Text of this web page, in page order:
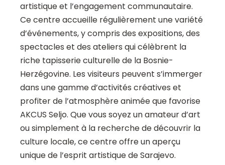
artistique et l’engagement communautaire.
Ce centre accueille régulièrement une variété
d’événements, y compris des expositions, des
spectacles et des ateliers qui célèbrent la
riche tapisserie culturelle de la Bosnie-
Herzégovine. Les visiteurs peuvent s’immerger
dans une gamme d’activités créatives et
profiter de l’atmosphère animée que favorise
AKCUS Seljo. Que vous soyez un amateur d’art
ou simplement à la recherche de découvrir la
culture locale, ce centre offre un aperçu
unique de l’esprit artistique de Sarajevo.